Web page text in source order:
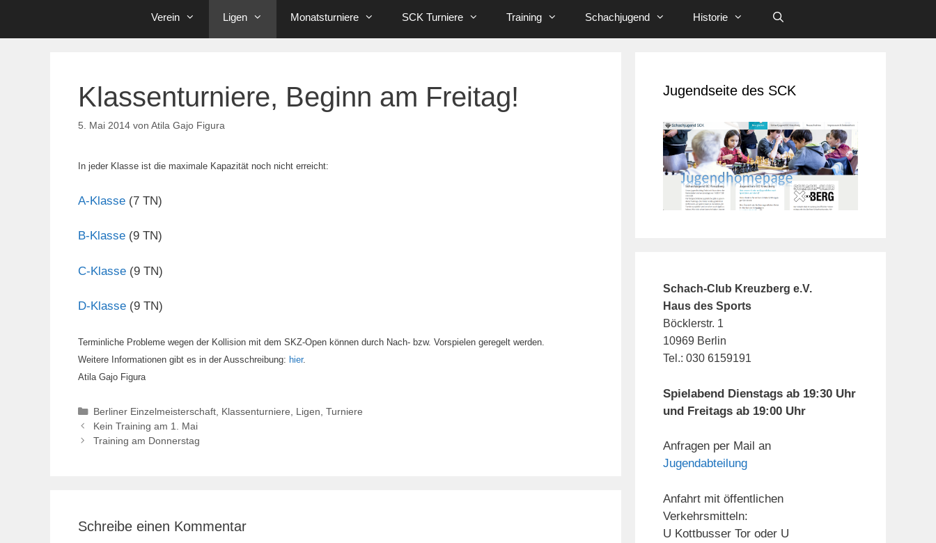
Verein Ligen Monatsturniere SCK Turniere Training Schachjugend Historie
Klassenturniere, Beginn am Freitag!
5. Mai 2014 von Atila Gajo Figura
In jeder Klasse ist die maximale Kapazität noch nicht erreicht:
A-Klasse (7 TN)
B-Klasse (9 TN)
C-Klasse (9 TN)
D-Klasse (9 TN)
Terminliche Probleme wegen der Kollision mit dem SKZ-Open können durch Nach- bzw. Vorspielen geregelt werden.
Weitere Informationen gibt es in der Ausschreibung: hier.
Atila Gajo Figura
Kategorien
Berliner Einzelmeisterschaft, Klassenturniere, Ligen, Turniere
Kein Training am 1. Mai
Training am Donnerstag
Schreibe einen Kommentar
Jugendseite des SCK
Schach-Club Kreuzberg e.V.
Haus des Sports
Böcklerstr. 1
10969 Berlin
Tel.: 030 6159191
Spielabend Dienstags ab 19:30 Uhr
und Freitags ab 19:00 Uhr
Anfragen per Mail an
Jugendabteilung
Anfahrt mit öffentlichen
Verkehrsmitteln:
U Kottbusser Tor oder U